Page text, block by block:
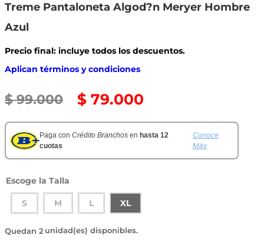
Treme Pantaloneta Algod?n Meryer Hombre
Azul
Precio final: incluye todos los descuentos.
Aplican términos y condiciones
$ 99.000 $ 79.000
Paga con Crédito Branchos en hasta 12
cuotas
Conoce
Más
Talla
S M L XL
2 disponibles